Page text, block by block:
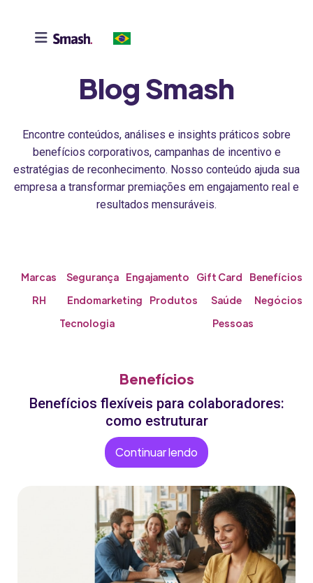

Blog Smash
Encontre conteúdos, análises e insights práticos sobre
benefícios corporativos, campanhas de incentivo e
estratégias de reconhecimento. Nosso conteúdo ajuda sua
empresa a transformar premiações em engajamento real e
resultados mensuráveis.
Marcas Segurança Engajamento Gift Card
Benefícios
RH
Endomarketing Produtos Saúde
Negócios
Tecnologia
Pessoas
Benefícios
Benefícios flexíveis para colaboradores:
como estruturar
Continuar lendo